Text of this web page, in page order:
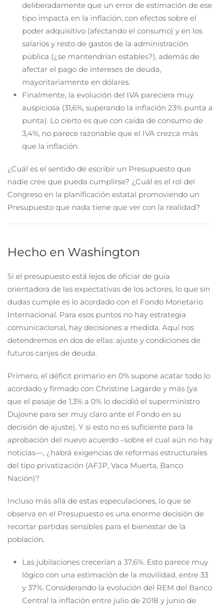
deliberadamente que un error de estimación de ese
tipo impacta en la inflación, con efectos sobre el
poder adquisitivo (afectando el consumo) y en los
salarios y resto de gastos de la administración
pública (¿se mantendrían estables?), además de
afectar el pago de intereses de deuda,
mayoritariamente en dólares.
Finalmente, la evolución del IVA pareciera muy
auspiciosa (31,6%, superando la inflación 23% punta a
punta). Lo cierto es que con caída de consumo de
3,4%, no parece razonable que el IVA crezca más
que la inflación.
¿Cuál es el sentido de escribir un Presupuesto que
nadie cree que pueda cumplirse? ¿Cuál es el rol del
Congreso en la planificación estatal promoviendo un
Presupuesto que nada tiene que ver con la realidad?
Hecho en Washington
Si el presupuesto está lejos de oficiar de guía
orientadora de las expectativas de los actores, lo que sin
dudas cumple es lo acordado con el Fondo Monetario
Internacional. Para esos puntos no hay estrategia
comunicacional, hay decisiones a medida. Aquí nos
detendremos en dos de ellas: ajuste y condiciones de
futuros canjes de deuda.
Primero, el déficit primario en 0% supone acatar todo lo
acordado y firmado con Christine Lagarde y más (ya
que el pasaje de 1,3% a 0% lo decidió el superministro
Dujovne para ser muy claro ante el Fondo en su
decisión de ajuste). Y si esto no es suficiente para la
aprobación del nuevo acuerdo –sobre el cual aún no hay
noticias—, ¿habrá exigencias de reformas estructurales
del tipo privatización (AFJP, Vaca Muerta, Banco
Nación)?
Incluso más allá de estas especulaciones, lo que se
observa en el Presupuesto es una enorme decisión de
recortar partidas sensibles para el bienestar de la
población.
Las jubilaciones crecerían a 37,6%. Esto parece muy
lógico con una estimación de la movilidad, entre 33
y 37%. Considerando la evolución del REM del Banco
Central la inflación entre julio de 2018 y junio de